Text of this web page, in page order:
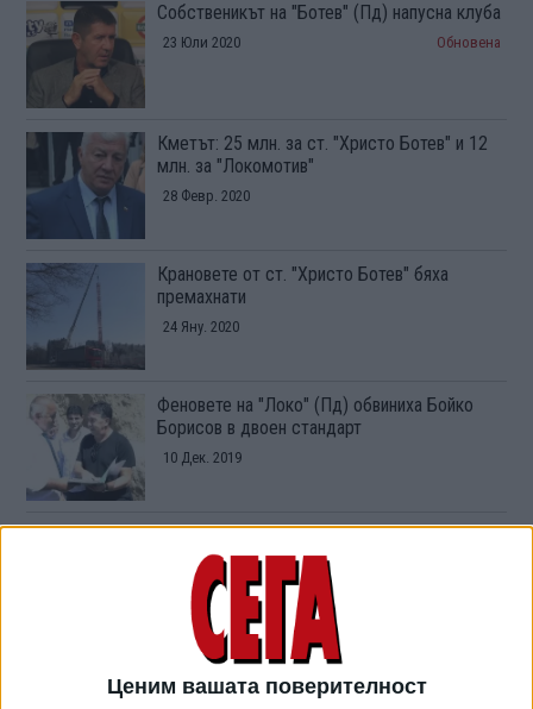
Ценим вашата поверителност
Собственикът на "Ботев" (Пд) напусна клуба
23 Юли 2020 Обновена
Кметът: 25 млн. за ст. "Христо Ботев" и 12
млн. за "Локомотив"
28 Февр. 2020
Крановете от ст. "Христо Ботев" бяха
премахнати
24 Яну. 2020
Феновете на "Локо" (Пд) обвиниха Бойко
Борисов в двоен стандарт
10 Дек. 2019
Цветан Василев призова феновете на
"Ботев" (Пд) на битка с "шайката"
29 Ноем. 2019
Цв. Василев призова феновете на "Ботев" на
битка с "шайката" (видео)